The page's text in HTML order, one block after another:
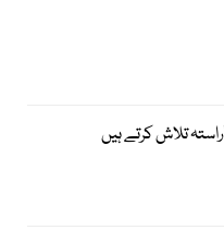
تلاش کرتے ہیں